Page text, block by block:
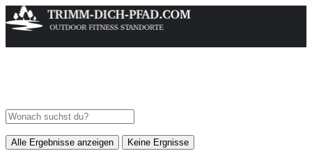
Alle Ergebnisse anzeigen Keine Ergnisse